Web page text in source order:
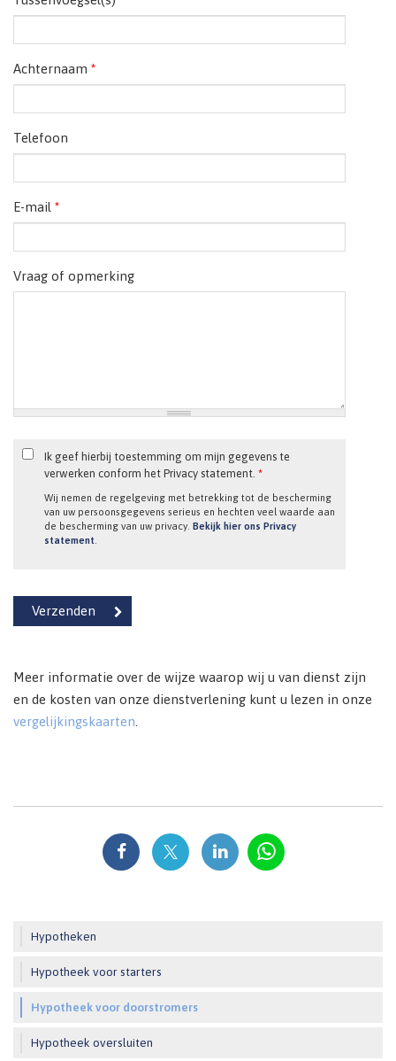
Achternaam *
Telefoon
E-mail *
Vraag of opmerking
Ik geef hierbij toestemming om mijn gegevens te
verwerken conform het Privacy statement. *
Wij nemen de regelgeving met betrekking tot de bescherming
van uw persoonsgegevens serieus en hechten veel waarde aan
de bescherming van uw privacy. Bekijk hier ons Privacy
statement
Meer informatie over de wijze waarop wij u van dienst zijn
en de kosten van onze dienstverlening kunt u lezen in onze
vergelijkingskaarten
Hypotheken
Hypotheek voor starters
Hypotheek voor doorstromers
Hypotheek oversluiten